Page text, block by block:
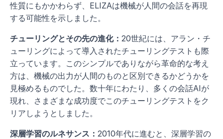
性質にもかかわらず、ELIZAは機械が人間の会話を再現
する可能性を示しました。
チューリングとその先の進化： 20世紀には、アラン・チ
ューリングによって導入されたチューリングテストも際
立っています。このシンプルでありながら革命的な考え
方は、機械の出力が人間のものと区別できるかどうかを
見極めるものでした。数十年にわたり、多くの会話AIが
現れ、さまざまな成功度でこのチューリングテストをク
リアしようとしました。
深層学習のルネサンス： 2010年代に進むと、深層学習の